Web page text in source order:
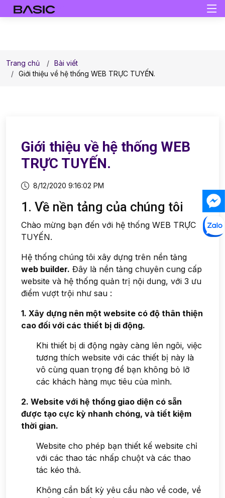
Trang chủ
Bài viết
Giới thiệu về hệ thống WEB TRỰC TUYẾN.
Giới thiệu về hệ thống WEB
TRỰC TUYẾN.
8/12/2020 9:16:02 PM
1. Về nền tảng của chúng tôi
Chào mừng bạn đến với hệ thống WEB TRỰC
TUYẾN.
Hệ thống chúng tôi xây dựng trên nền tảng
web builder. Đây là nền tảng chuyên cung cấp
website và hệ thống quản trị nội dung, với 3 ưu
điểm vượt trội như sau :
1. Xây dựng nên một website có độ thân thiện
cao đối với các thiết bị di động.
Khi thiết bị di động ngày càng lên ngôi, việc
tương thích website với các thiết bị này là
vô cùng quan trọng để bạn không bỏ lỡ
các khách hàng mục tiêu của mình.
2. Website với hệ thống giao diện có sẵn
được tạo cực kỳ nhanh chóng, và tiết kiệm
thời gian.
Website cho phép bạn thiết kế website chỉ
với các thao tác nhấp chuột và các thao
tác kéo thả.
Không cần bất kỳ yêu cầu nào về code, về